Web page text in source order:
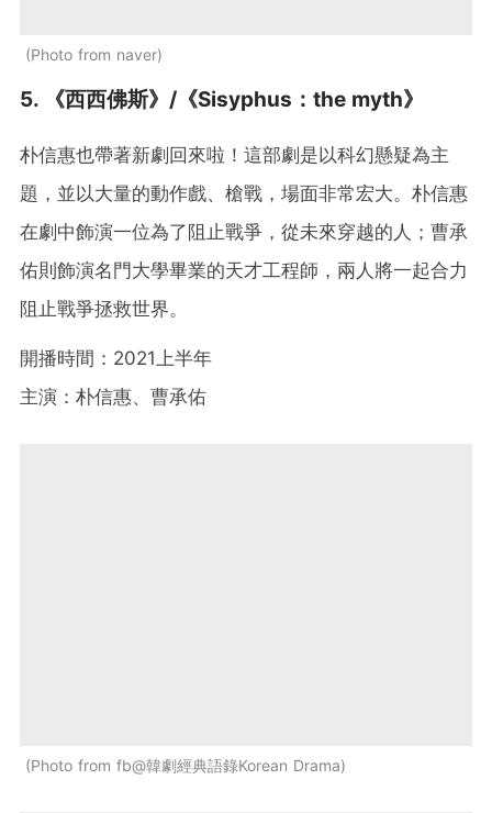
Photo from naver
5. 《西西佛斯》/《Sisyphus：the myth》
朴信惠也帶著新劇回來啦！這部劇是以科幻懸疑為主
題，並以大量的動作戲、槍戰，場面非常宏大。朴信惠
在劇中飾演一位為了阻止戰爭，從未來穿越的人；曹承
佑則飾演名門大學畢業的天才工程師，兩人將一起合力
阻止戰爭拯救世界。
開播時間：2021上半年
主演：朴信惠、曹承佑
Photo from fb@韓劇經典語錄Korean Drama